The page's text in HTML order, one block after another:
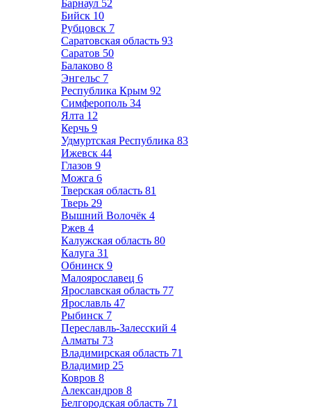
Барнаул 52
Бийск 10
Рубцовск 7
Саратовская область 93
Саратов 50
Балаково 8
Энгельс 7
Республика Крым 92
Симферополь 34
Ялта 12
Керчь 9
Удмуртская Республика 83
Ижевск 44
Глазов 9
Можга 6
Тверская область 81
Тверь 29
Вышний Волочёк 4
Ржев 4
Калужская область 80
Калуга 31
Обнинск 9
Малоярославец 6
Ярославская область 77
Ярославль 47
Рыбинск 7
Переславль-Залесский 4
Алматы 73
Владимирская область 71
Владимир 25
Ковров 8
Александров 8
Белгородская область 71